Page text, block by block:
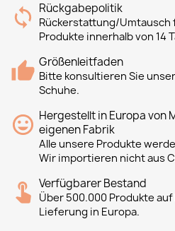
Rückgabepolitik
Rückerstattung/
Produkte innerhalb von 14
Größenleitfaden
Bitte konsultieren Sie
Schuhe.
Hergestellt in Europa von
eigenen Fabrik
Alle unsere Produkte
Wir importieren nicht aus
Verfügbarer Bestand
Über 500.000 Produkte
Lieferung in Europa.